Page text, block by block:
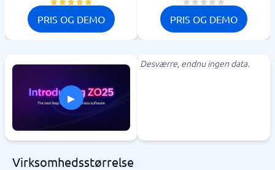
PRIS OG DEMO PRIS OG DEMO
▸
Desværre, endnu ingen data.
Virksomhedsstørrelse